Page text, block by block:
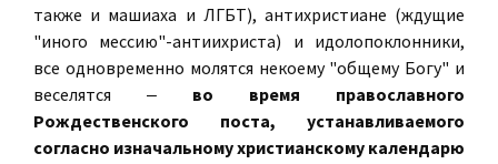
также и машиаха и ЛГБТ), антихристиане (ждущие
"иного мессию"-антиихриста) и идолопоклонники,
все одновременно молятся некоему "общему Богу" и
веселятся ‒ во время православного
Рождественского поста, устанавливаемого
согласно изначальному христианскому календарю